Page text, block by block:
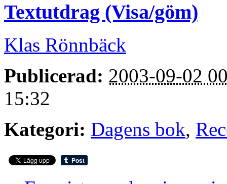
Textutdrag (Visa/göm)
Klas Rönnbäck
Publicerad: 2003-09-02
15:32
Kategori: Dagens bok,